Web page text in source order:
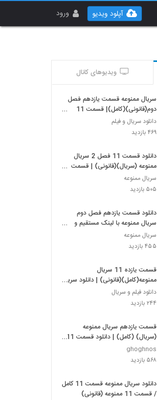
ورود آپلود ویدیو
ویدیوهای کانال
سریال ممنوعه قسمت یازدهم فصل
دوم(قانونی)(کامل)| قسمت 11
سریال ممنوعه فصل 2
دانلود سریال و فیلم
۴۶۹ بازدید
دانلود قسمت 11 فصل 2 سریال
ممنوعه (سریال)(قانونی) | قسمت
یازدهم فصل دوم ممنوعه -HD
سریال ممنوعه
۵۰۵ بازدید
دانلود قسمت یازدهم فصل دوم
سریال ممنوعه با لینک مستقیم و
حجم کم (قسمت 11 فصل 2)
سریال ممنوعه
۴۵۵ بازدید
قسمت یازده 11 سریال
ممنوعه(کامل)(قانونی) | دانلود سریال
کیفیتFULL HD
دانلود فیلم و سریال
۲۴۴ بازدید
قسمت یازدهم سریال ممنوعه
(سریال) (کامل) | دانلود قسمت 11
ممنوعه - 11- ده - HD
ghoghnos
۵۶۸ بازدید
دانلود سریال ممنوعه قسمت 11 کامل
/ قسمت 11 ممنوعه (قانونی)